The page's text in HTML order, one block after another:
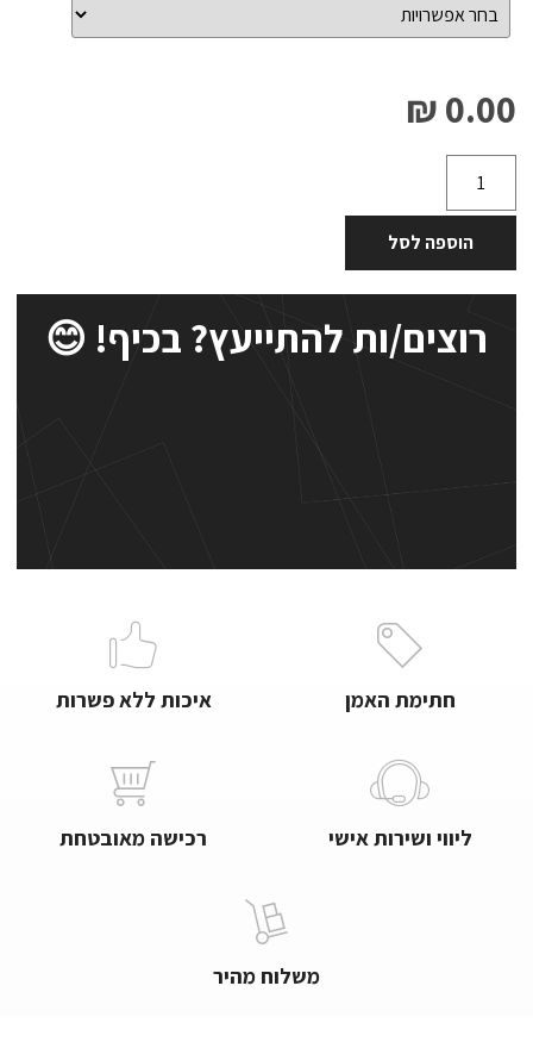
0.00 ₪
הוספה לסל
רוצים/ות להתייעץ? בכיף! 😊
חתימת האמן איכות ללא פשרות
ליווי ושירות אישי רכישה מאובטחת
משלוח מהיר